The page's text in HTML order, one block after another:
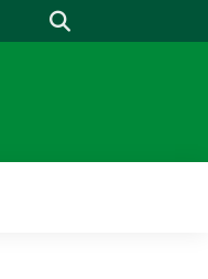
Suche